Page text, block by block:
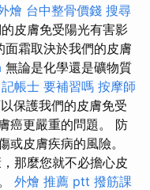
燴 台中整骨價錢 搜尋
皮膚免受陽光有害影
面霜取決於我們的皮膚
無論是化學還是礦物質
記帳士 要補習嗎 按摩師
保護我們的皮膚免受
癌更嚴重的問題。 防
或皮​​膚疾病的風險。
那麼您就不必擔心皮
外燴 推薦 ptt 撥筋課